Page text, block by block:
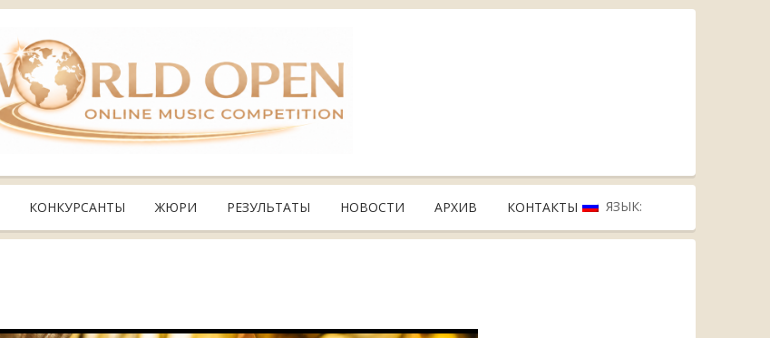
КОНКУРСАНТЫ ЖЮРИ РЕЗУЛЬТАТЫ НОВОСТИ АРХИВ КОНТАКТЫ ЯЗЫК: